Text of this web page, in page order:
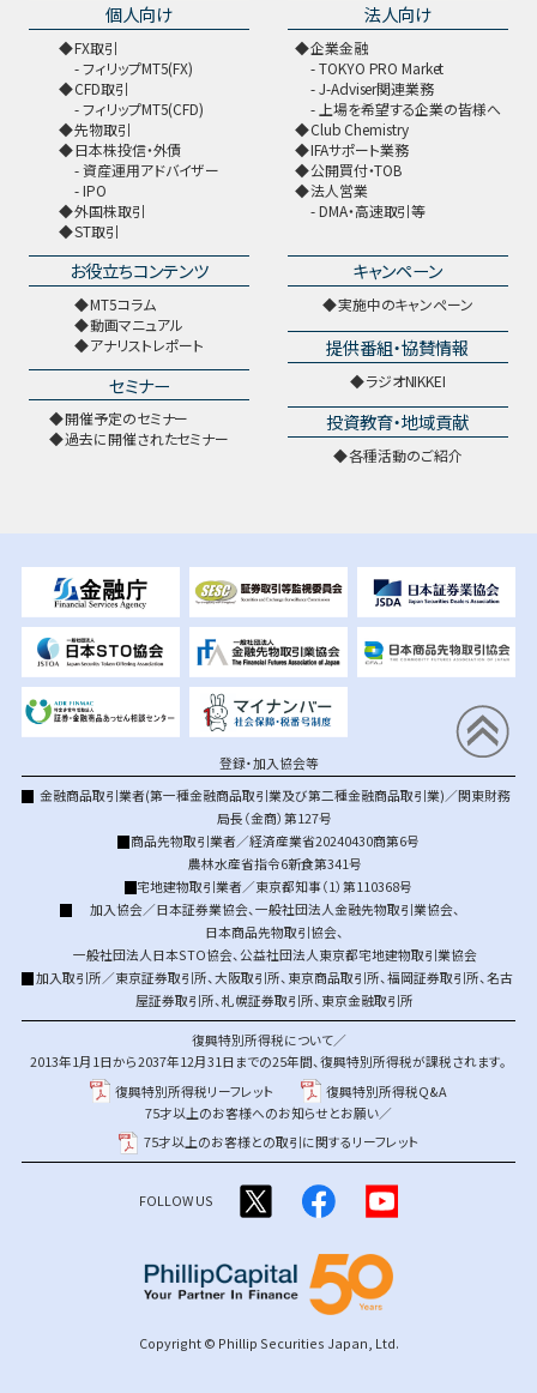
個人向け
FX取引
フィリップMT5(FX)
CFD取引
フィリップMT5(CFD)
先物取引
日本株投信・外債
資産運用アドバイザー
IPO
外国株取引
ST取引
法人向け
企業金融
TOKYO PRO Market
J-Adviser関連業務
上場を希望する企業の皆様へ
Club Chemistry
IFAサポート業務
公開買付・TOB
法人営業
DMA・高速取引等
お役立ちコンテンツ
MT5コラム
動画マニュアル
アナリストレポート
セミナー
開催予定のセミナー
過去に開催されたセミナー
キャンペーン
実施中のキャンペーン
提供番組・協賛情報
ラジオNIKKEI
投資教育・地域貢献
各種活動のご紹介
登録・加入協会等
金融商品取引業者(第一種金融商品取引業及び第二種金融商品取引業)／関東財務
局長（金商）第127号
商品先物取引業者／経済産業省20240430商第6号
農林水産省指令6新食第341号
宅地建物取引業者／東京都知事（1）第110368号
加入協会／日本証券業協会、一般社団法人金融先物取引業協会、
日本商品先物取引協会、
一般社団法人日本STO協会、公益社団法人東京都宅地建物取引業協会
加入取引所／東京証券取引所、大阪取引所、 東京商品取引所、福岡証券取引所、名古
屋証券取引所、札幌証券取引所、 東京金融取引所
復興特別所得税について／
2013年1月1日から2037年12月31日までの25年間、復興特別所得税が課税されます。
復興特別所得税リーフレット
復興特別所得税Q&A
75才以上のお客様へのお知らせとお願い／
75才以上のお客様との取引に関するリーフレット
FOLLOW US
Copyright © Phillip Securities Japan, Ltd.